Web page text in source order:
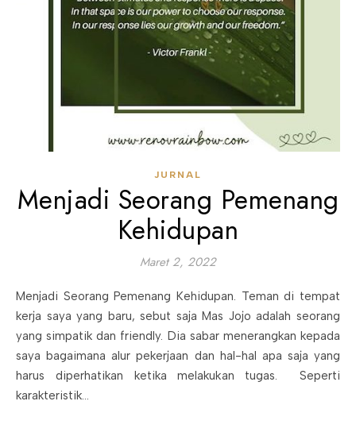
JURNAL
Menjadi Seorang Pemenang
Kehidupan
Maret 2, 2022
Menjadi Seorang Pemenang Kehidupan. Teman di tempat
kerja saya yang baru, sebut saja Mas Jojo adalah seorang
yang simpatik dan friendly. Dia sabar menerangkan kepada
saya bagaimana alur pekerjaan dan hal-hal apa saja yang
harus diperhatikan ketika melakukan tugas. Seperti
karakteristik…